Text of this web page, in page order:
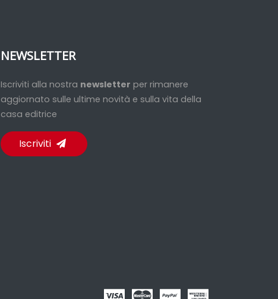
NEWSLETTER
Iscriviti alla nostra newsletter per rimanere
aggiornato sulle ultime novità e sulla vita della
casa editrice
Iscriviti